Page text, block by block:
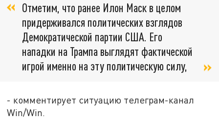
Отметим, что ранее Илон Маск в целом
придерживался политических взглядов
Демократической партии США. Его
нападки на Трампа выглядят фактической
игрой именно на эту политическую силу,
- комментирует ситуацию телеграм-канал
Win/Win.